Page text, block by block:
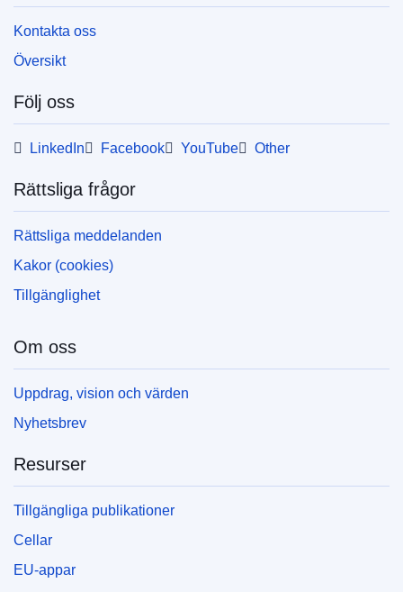
Kontakta oss
Översikt
Följ oss
LinkedIn Facebook YouTube Other
Rättsliga frågor
Rättsliga meddelanden
Kakor (cookies)
Tillgänglighet
Om oss
Uppdrag, vision och värden
Nyhetsbrev
Resurser
Tillgängliga publikationer
Cellar
EU-appar